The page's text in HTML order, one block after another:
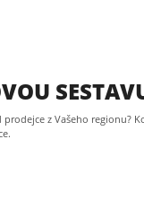
prodejce z Vašeho regionu?